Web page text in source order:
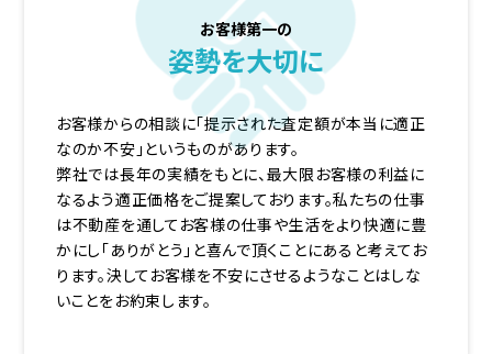
お客様第一の
姿勢を大切に
お客様からの相談に「提示された査定額が本当に適正
なのか不安」というものがあります。
弊社では長年の実績をもとに、最大限お客様の利益に
なるよう適正価格をご提案しております。私たちの仕事
は不動産を通してお客様の仕事や生活をより快適に豊
かにし「ありがとう」と喜んで頂くことにあると考えてお
ります。決してお客様を不安にさせるようなことはしな
いことをお約束します。